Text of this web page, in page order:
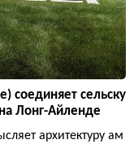
соединяет сельску
Лонг-Айленде
архитектуру ам